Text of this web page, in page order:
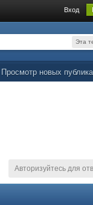
Вход
Эта
Просмотр новых
Авторизуйтесь для